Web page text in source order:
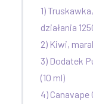
1)
działania
2) Kiwi,
3) Dodatek
(10 ml)
4) Canavape